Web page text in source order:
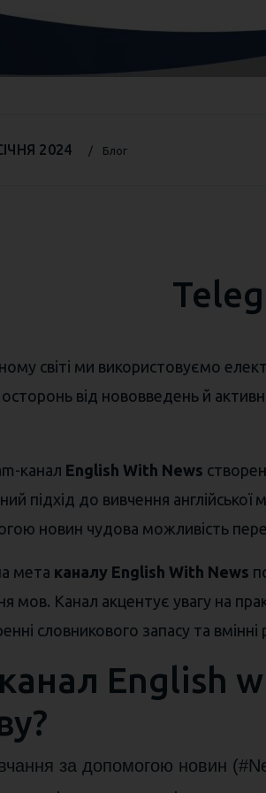
Блог
2024
світі ми використовуємо
від нововведень й
канал English With News
підхід до вивчення
новин чудова можливість
мета каналу English With News
мов. Канал акцентує увагу на
словникового запасу та вмінні
English
за допомогою новин